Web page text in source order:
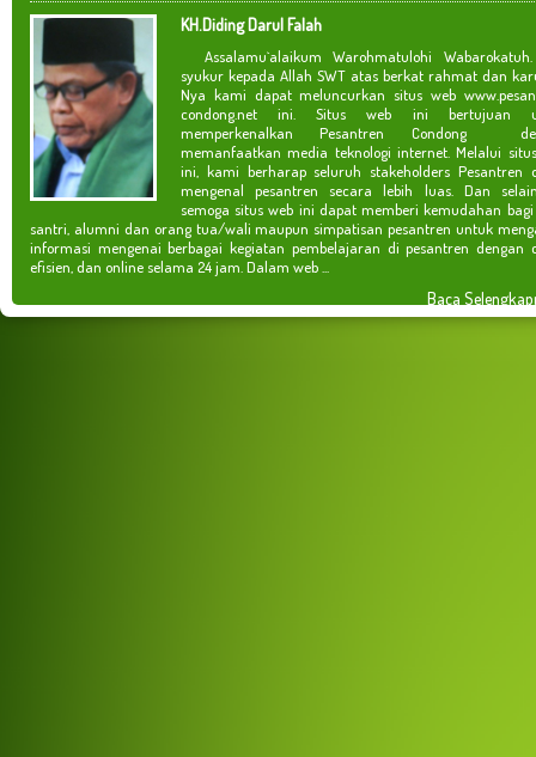
KH.Diding Darul Falah
Assalamu`alaikum Warohmatulohi
syukur kepada Allah SWT atas berkat rahmat dan
Nya kami dapat meluncurkan situs web
condong.net ini. Situs web ini bertujuan
memperkenalkan Pesantren Condong
memanfaatkan media teknologi internet. Melalui
ini, kami berharap seluruh stakeholders Pesantren
mengenal pesantren secara lebih luas. Dan
semoga situs web ini dapat memberi kemudahan
santri, alumni dan orang tua/wali maupun simpatisan pesantren untuk
informasi mengenai berbagai kegiatan pembelajaran di pesantren dengan
efisien, dan online selama 24 jam. Dalam web ...
Baca